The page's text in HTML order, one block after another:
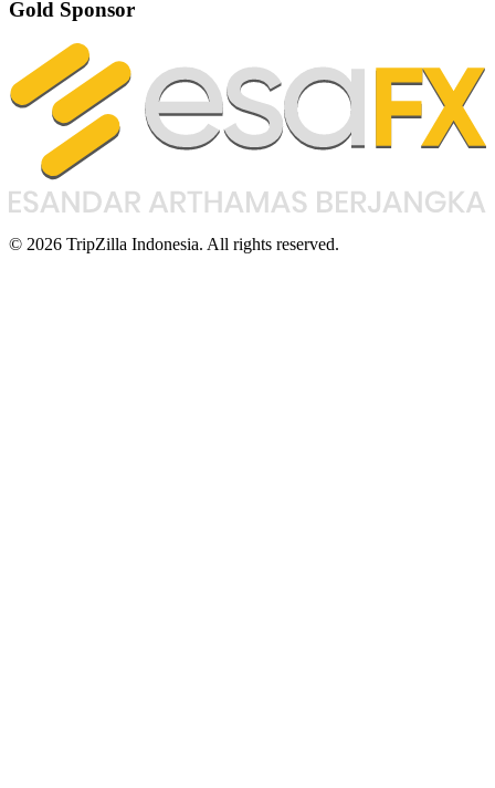
Gold Sponsor
© 2026 TripZilla Indonesia. All rights reserved.